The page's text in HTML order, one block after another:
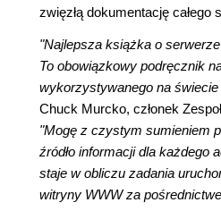
zwięzłą dokumentację całego
"Najlepsza książka o
To obowiązkowy podręcznik
wykorzystywanego na
Chuck Murcko, członek
"Mogę z czystym sumieniem
źródło informacji dla każdego
staje w obliczu zadania
witryny WWW za